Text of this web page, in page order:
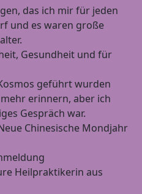
das ich mir für jeden
und es waren große
Gesundheit und für
geführt wurden
erinnern, aber ich
Gespräch war.
Chinesische Mondjahr
Heilpraktikerin aus